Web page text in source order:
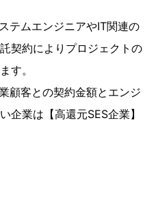
テムエンジニアやIT関連の
契約によりプロジェクトの
す。
顧客との契約金額とエンジ
企業は【高還元SES企業】